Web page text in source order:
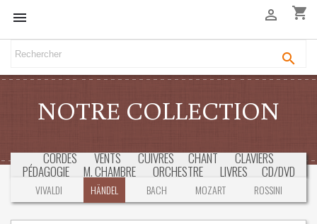
 shopping_cart


NOTRE COLLECTION
CORDES VENTS CUIVRES CHANT CLAVIERS
PÉDAGOGIE M. CHAMBRE ORCHESTRE LIVRES CD/DVD
SÉLECTION CONCOURS & EXAMENS
VIVALDI HÄNDEL BACH MOZART ROSSINI